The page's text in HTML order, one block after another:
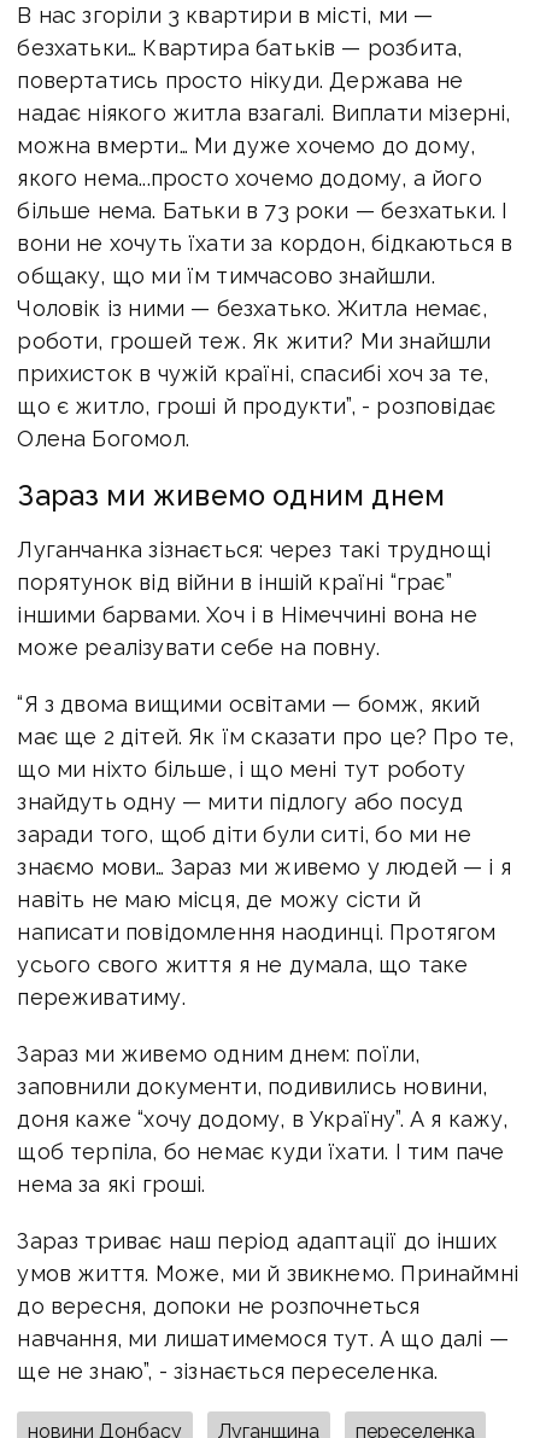
В нас згоріли 3 квартири в місті, ми —
безхатьки… Квартира батьків — розбита,
повертатись просто нікуди. Держава не
надає ніякого житла взагалі. Виплати мізерні,
можна вмерти… Ми дуже хочемо до дому,
якого нема...просто хочемо додому, а його
більше нема. Батьки в 73 роки — безхатьки. І
вони не хочуть їхати за кордон, бідкаються в
общаку, що ми їм тимчасово знайшли.
Чоловік із ними — безхатько. Житла немає,
роботи, грошей теж. Як жити? Ми знайшли
прихисток в чужій країні, спасибі хоч за те,
що є житло, гроші й продукти”, - розповідає
Олена Богомол.
Зараз ми живемо одним днем
Луганчанка зізнається: через такі труднощі
порятунок від війни в іншій країні “грає”
іншими барвами. Хоч і в Німеччині вона не
може реалізувати себе на повну.
“Я з двома вищими освітами — бомж, який
має ще 2 дітей. Як їм сказати про це? Про те,
що ми ніхто більше, і що мені тут роботу
знайдуть одну — мити підлогу або посуд
заради того, щоб діти були ситі, бо ми не
знаємо мови… Зараз ми живемо у людей — і я
навіть не маю місця, де можу сісти й
написати повідомлення наодинці. Протягом
усього свого життя я не думала, що таке
переживатиму.
Зараз ми живемо одним днем: поїли,
заповнили документи, подивились новини,
доня каже “хочу додому, в Україну”. А я кажу,
щоб терпіла, бо немає куди їхати. І тим паче
нема за які гроші.
Зараз триває наш період адаптації до інших
умов життя. Може, ми й звикнемо. Принаймні
до вересня, допоки не розпочнеться
навчання, ми лишатимемося тут. А що далі —
ще не знаю”, - зізнається переселенка.
новини Донбасу Луганщина переселенка